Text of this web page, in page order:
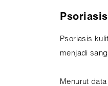
Psoriasis
menjadi
Menurut